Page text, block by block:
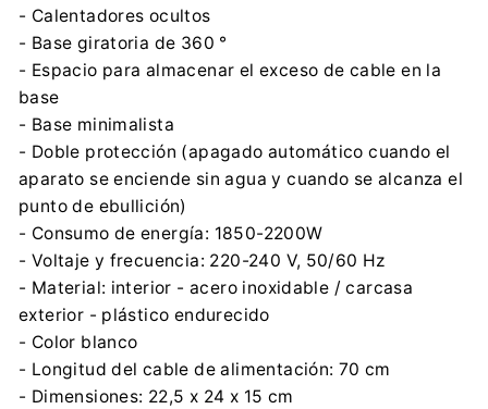
- Calentadores ocultos
- Base giratoria de 360 °
- Espacio para almacenar el exceso de cable en la
base
- Base minimalista
- Doble protección (apagado automático cuando el
aparato se enciende sin agua y cuando se alcanza el
punto de ebullición)
- Consumo de energía: 1850-2200W
- Voltaje y frecuencia: 220-240 V, 50/60 Hz
- Material: interior - acero inoxidable / carcasa
exterior - plástico endurecido
- Color blanco
- Longitud del cable de alimentación: 70 cm
- Dimensiones: 22,5 x 24 x 15 cm